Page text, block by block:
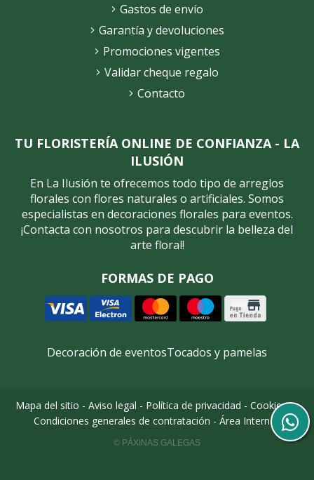
TU FLORISTERÍA ONLINE DE CONFIANZA - LA
ILUSIÓN
En La Ilusión te ofrecemos todo tipo de arreglos
florales con flores naturales o artificiales. Somos
especialistas en decoraciones florales para eventos.
¡Contacta con nosotros para descubrir la belleza del
arte floral!
FORMAS DE PAGO
Gastos de envío
Garantía y devoluciones
Promociones vigentes
Validar cheque regalo
Contacto
Decoración de eventosTocados y pamelas
Mapa del sitio - Aviso legal - Política de privacidad - Cookies-
Condiciones generales de contratación - Área Interna
© PÁXINAS GALEGAS